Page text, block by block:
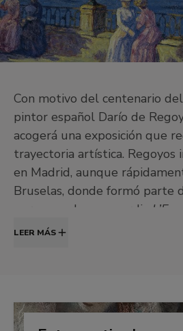
Con motivo del centenario
pintor español Darío de
acogerá una exposición que
trayectoria artística. Regoyos
en Madrid, aunque
Bruselas, donde formó parte
europeos de vanguardia L’Essor
interesó por los efectos de la
España negra”, una serie de
en las que muestra el lado
LEER MÁS